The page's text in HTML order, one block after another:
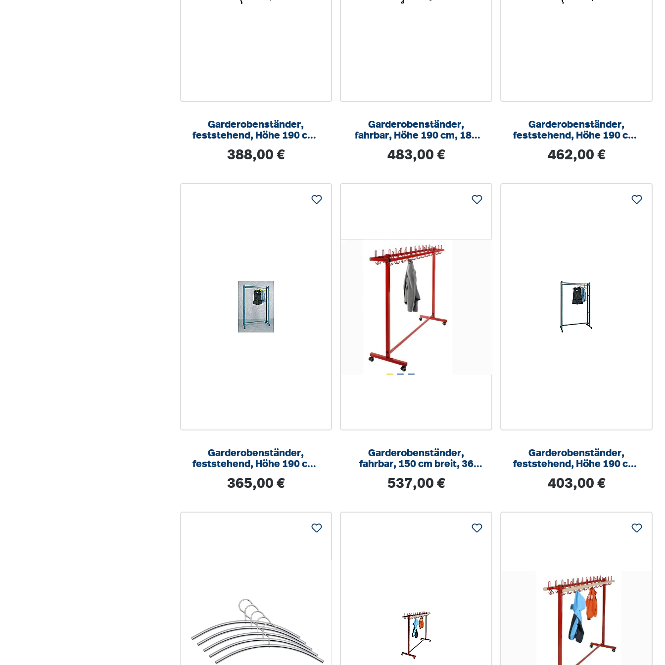
Garderobenständer,
feststehend, Höhe 190 cm,
Kleiderstange
Regulärer Preis:
388,00 €
Garderobenständer,
fahrbar, Höhe 190 cm, 180
Regulärer Preis:
483,00 €
Garderobenständer,
feststehend, Höhe 190 cm,
Dreifachhaken
Regulärer Preis:
462,00 €
Garderobenständer,
feststehend, Höhe 190 cm,
Regulärer Preis:
365,00 €
Garderobenständer,
fahrbar, 150 cm breit, 36
Regulärer Preis:
537,00 €
Garderobenständer,
feststehend, Höhe 190 cm,
Regulärer Preis:
403,00 €